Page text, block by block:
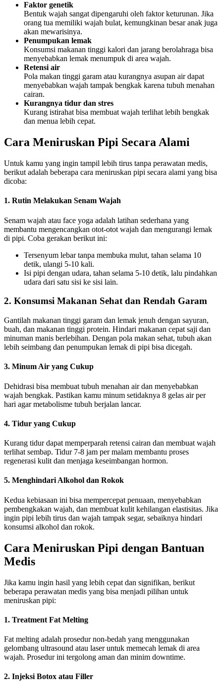
Faktor genetik
Bentuk wajah sangat dipengaruhi oleh faktor keturunan. Jika
orang tua memiliki wajah bulat, kemungkinan besar anak juga
akan mewarisinya.
Penumpukan lemak
Konsumsi makanan tinggi kalori dan jarang berolahraga bisa
menyebabkan lemak menumpuk di area wajah.
Retensi air
Pola makan tinggi garam atau kurangnya asupan air dapat
menyebabkan wajah tampak bengkak karena tubuh menahan
cairan.
Kurangnya tidur dan stres
Kurang istirahat bisa membuat wajah terlihat lebih bengkak
dan menua lebih cepat.
Cara Meniruskan Pipi Secara Alami
Untuk kamu yang ingin tampil lebih tirus tanpa perawatan medis,
berikut adalah beberapa cara meniruskan pipi secara alami yang bisa
dicoba:
1. Rutin Melakukan Senam Wajah
Senam wajah atau face yoga adalah latihan sederhana yang
membantu mengencangkan otot-otot wajah dan mengurangi lemak
di pipi. Coba gerakan berikut ini:
Tersenyum lebar tanpa membuka mulut, tahan selama 10
detik, ulangi 5-10 kali.
Isi pipi dengan udara, tahan selama 5-10 detik, lalu pindahkan
udara dari satu sisi ke sisi lain.
2. Konsumsi Makanan Sehat dan Rendah Garam
Gantilah makanan tinggi garam dan lemak jenuh dengan sayuran,
buah, dan makanan tinggi protein. Hindari makanan cepat saji dan
minuman manis berlebihan. Dengan pola makan sehat, tubuh akan
lebih seimbang dan penumpukan lemak di pipi bisa dicegah.
3. Minum Air yang Cukup
Dehidrasi bisa membuat tubuh menahan air dan menyebabkan
wajah bengkak. Pastikan kamu minum setidaknya 8 gelas air per
hari agar metabolisme tubuh berjalan lancar.
4. Tidur yang Cukup
Kurang tidur dapat memperparah retensi cairan dan membuat wajah
terlihat sembap. Tidur 7-8 jam per malam membantu proses
regenerasi kulit dan menjaga keseimbangan hormon.
5. Menghindari Alkohol dan Rokok
Kedua kebiasaan ini bisa mempercepat penuaan, menyebabkan
pembengkakan wajah, dan membuat kulit kehilangan elastisitas. Jika
ingin pipi lebih tirus dan wajah tampak segar, sebaiknya hindari
konsumsi alkohol dan rokok.
Cara Meniruskan Pipi dengan Bantuan
Medis
Jika kamu ingin hasil yang lebih cepat dan signifikan, berikut
beberapa perawatan medis yang bisa menjadi pilihan untuk
meniruskan pipi:
1. Treatment Fat Melting
Fat melting adalah prosedur non-bedah yang menggunakan
gelombang ultrasound atau laser untuk memecah lemak di area
wajah. Prosedur ini tergolong aman dan minim downtime.
2. Injeksi Botox atau Filler